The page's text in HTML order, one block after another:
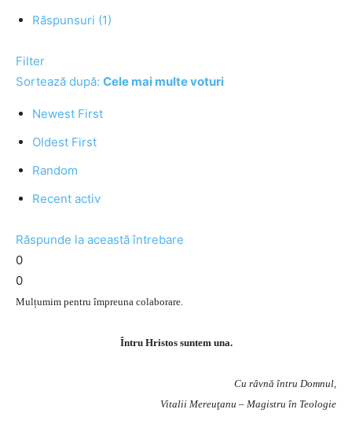
Răspunsuri (1)
Filter
Sortează după: Cele mai multe voturi
Newest First
Oldest First
Random
Recent activ
Răspunde la această întrebare
0
0
Mulțumim pentru împreuna colaborare.
Întru Hristos suntem una.
Cu râvnă întru Domnul,
Vitalii Mereuţanu – Magistru în Teologie